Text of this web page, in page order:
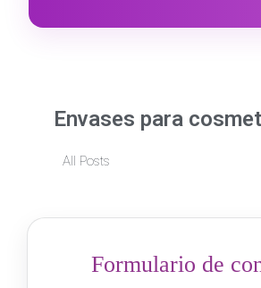
Envases para
All Posts
Formulario de